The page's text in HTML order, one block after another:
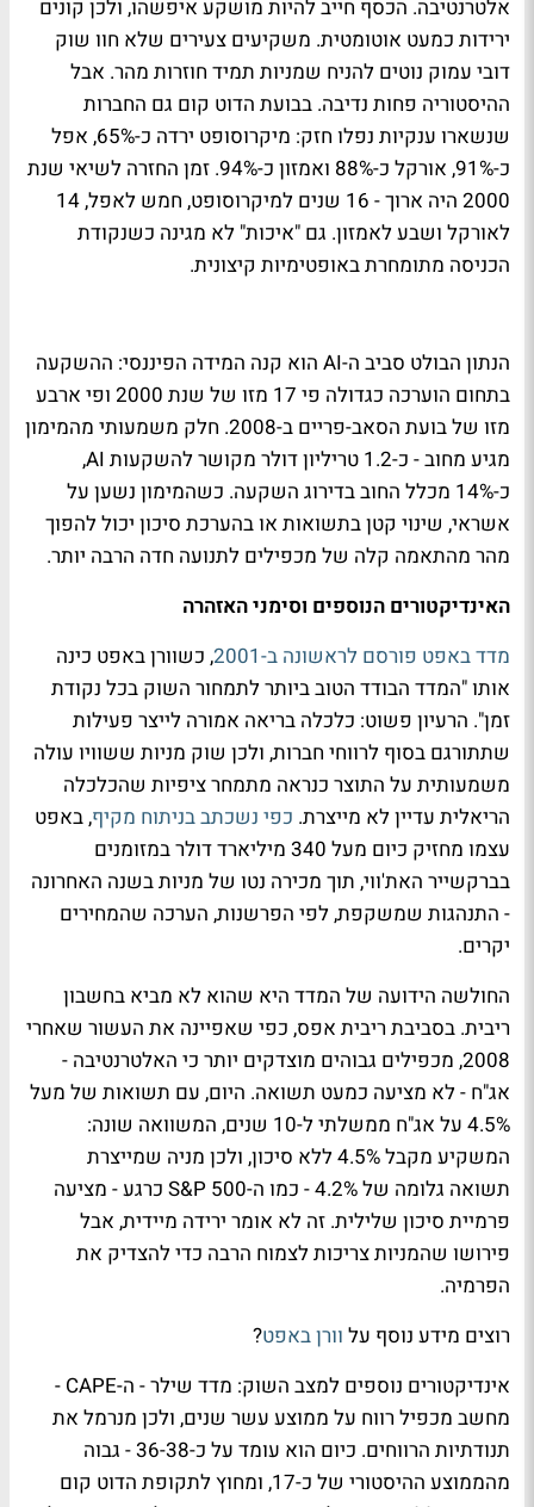
אלטרנטיבה. הכסף חייב להיות מושקע איפשהו, ולכן קונים
ירידות כמעט אוטומטית. משקיעים צעירים שלא חוו שוק
דובי עמוק נוטים להניח שמניות תמיד חוזרות מהר. אבל
ההיסטוריה פחות נדיבה. בבועת הדוט קום גם החברות
שנשארו ענקיות נפלו חזק: מיקרוסופט ירדה כ-65%, אפל
כ-91%, אורקל כ-88% ואמזון כ-94%. זמן החזרה לשיאי שנת
2000 היה ארוך - 16 שנים למיקרוסופט, חמש לאפל, 14
לאורקל ושבע לאמזון. גם "איכות" לא מגינה כשנקודת
הכניסה מתומחרת באופטימיות קיצונית.
הנתון הבולט סביב ה-AI הוא קנה המידה הפיננסי: ההשקעה
בתחום הוערכה כגדולה פי 17 מזו של שנת 2000 ופי ארבע
מזו של בועת הסאב-פריים ב-2008. חלק משמעותי מהמימון
מגיע מחוב - כ-1.2 טריליון דולר מקושר להשקעות AI,
כ-14% מכלל החוב בדירוג השקעה. כשהמימון נשען על
אשראי, שינוי קטן בתשואות או בהערכת סיכון יכול להפוך
מהר מהתאמה קלה של מכפילים לתנועה חדה הרבה יותר.
האינדיקטורים הנוספים וסימני האזהרה
מדד באפט פורסם לראשונה ב-2001
, כשוורן באפט כינה
אותו "המדד הבודד הטוב ביותר לתמחור השוק בכל נקודת
זמן". הרעיון פשוט: כלכלה בריאה אמורה לייצר פעילות
שתתורגם בסוף לרווחי חברות, ולכן שוק מניות ששוויו עולה
משמעותית על התוצר כנראה מתמחר ציפיות שהכלכלה
הריאלית עדיין לא מייצרת. כפי נשכתב בניתוח מקיף, באפט
עצמו מחזיק כיום מעל 340 מיליארד דולר במזומנים
בברקשייר האת'ווי, תוך מכירה נטו של מניות בשנה האחרונה
- התנהגות שמשקפת, לפי הפרשנות, הערכה שהמחירים
יקרים.
החולשה הידועה של המדד היא שהוא לא מביא בחשבון
ריבית. בסביבת ריבית אפס, כפי שאפיינה את העשור שאחרי
2008, מכפילים גבוהים מוצדקים יותר כי האלטרנטיבה -
אג"ח - לא מציעה כמעט תשואה. היום, עם תשואות של מעל
4.5% על אג"ח ממשלתי ל-10 שנים, המשוואה שונה:
המשקיע מקבל 4.5% ללא סיכון, ולכן מניה שמייצרת
תשואה גלומה של 4.2% - כמו ה-S&P 500 כרגע - מציעה
פרמיית סיכון שלילית. זה לא אומר ירידה מיידית, אבל
פירושו שהמניות צריכות לצמוח הרבה כדי להצדיק את
הפרמיה.
רוצים מידע נוסף על וורן באפט?
אינדיקטורים נוספים למצב השוק: מדד שילר - ה-CAPE -
מחשב מכפיל רווח על ממוצע עשר שנים, ולכן מנרמל את
תנודתיות הרווחים. כיום הוא עומד על כ-36-38 - גבוה
מהממוצע ההיסטורי של כ-17, ומחוץ לתקופת הדוט קום